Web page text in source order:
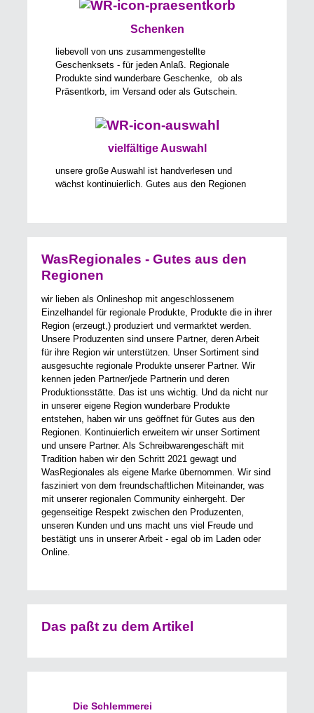
Schenken
liebevoll von uns zusammengestellte
Geschenksets - für jeden Anlaß. Regionale
Produkte sind wunderbare Geschenke, ob als
Präsentkorb, im Versand oder als Gutschein.
vielfältige Auswahl
unsere große Auswahl ist handverlesen und
wächst kontinuierlich. Gutes aus den Regionen
WasRegionales - Gutes aus den
Regionen
wir lieben als Onlineshop mit angeschlossenem
Einzelhandel für regionale Produkte, Produkte die in ihrer
Region (erzeugt,) produziert und vermarktet werden.
Unsere Produzenten sind unsere Partner, deren Arbeit
für ihre Region wir unterstützen. Unser Sortiment sind
ausgesuchte regionale Produkte unserer Partner. Wir
kennen jeden Partner/jede Partnerin und deren
Produktionsstätte. Das ist uns wichtig. Und da nicht nur
in unserer eigene Region wunderbare Produkte
entstehen, haben wir uns geöffnet für Gutes aus den
Regionen. Kontinuierlich erweitern wir unser Sortiment
und unsere Partner. Als Schreibwarengeschäft mit
Tradition haben wir den Schritt 2021 gewagt und
WasRegionales als eigene Marke übernommen. Wir sind
fasziniert von dem freundschaftlichen Miteinander, was
mit unserer regionalen Community einhergeht. Der
gegenseitige Respekt zwischen den Produzenten,
unseren Kunden und uns macht uns viel Freude und
bestätigt uns in unserer Arbeit - egal ob im Laden oder
Online.
Das paßt zu dem Artikel
Produktgalerie überspringen
Die Schlemmerei